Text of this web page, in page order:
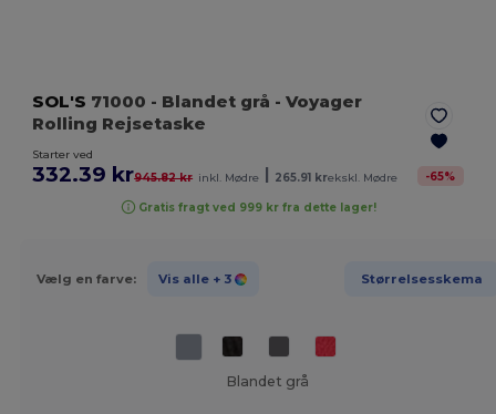
SOL'S 71000 - Blandet grå - Voyager
Rolling Rejsetaske
Starter ved
332.39 kr945.82 kr inkl. Mødre 265.91 krekskl. Mødre -65%
Gratis fragt ved 999 kr fra dette lager!
Vælg en farve: Vis alle + 3 Størrelsesskema
Blandet grå